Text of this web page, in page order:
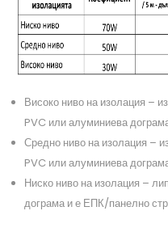
Високо ниво на изолация –
PVC или алуминиева
Средно ниво на изолация –
PVC или алуминиева
Ниско ниво на изолация –
дограма и е ЕПК/панелно